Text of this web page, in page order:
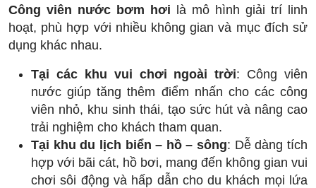
Công viên nước bơm hơi là mô hình giải trí linh
hoạt, phù hợp với nhiều không gian và mục đích sử
dụng khác nhau.
Tại các khu vui chơi ngoài trời: Công viên
nước giúp tăng thêm điểm nhấn cho các công
viên nhỏ, khu sinh thái, tạo sức hút và nâng cao
trải nghiệm cho khách tham quan.
Tại khu du lịch biển – hồ – sông: Dễ dàng tích
hợp với bãi cát, hồ bơi, mang đến không gian vui
chơi sôi động và hấp dẫn cho du khách mọi lứa